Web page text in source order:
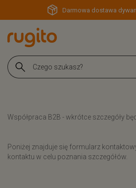
Darmowa dostawa
Współpraca B2B - wkrótce szczegóły
Poniżej znajduje się formularz
kontaktu w celu poznania szczegółów.